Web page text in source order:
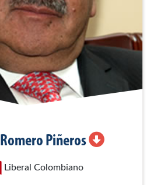
Romero Piñeros
Liberal Colombiano